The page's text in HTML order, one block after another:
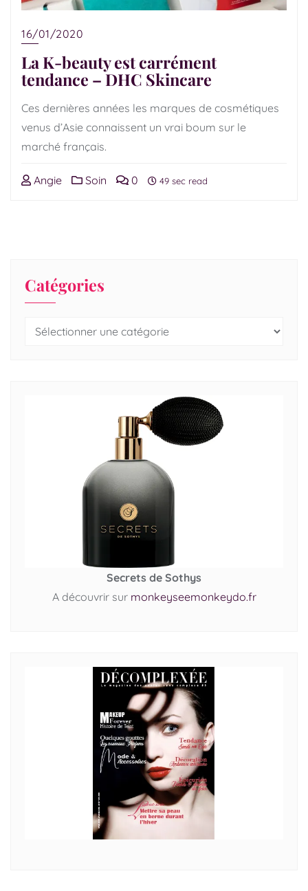
16/01/2020
La K-beauty est carrément
tendance – DHC Skincare
Ces dernières années les marques de cosmétiques
venus d’Asie connaissent un vrai boum sur le
marché français.
Angie Soin 0 49 sec read
Catégories
Secrets de Sothys
A découvrir sur monkeyseemonkeydo.fr